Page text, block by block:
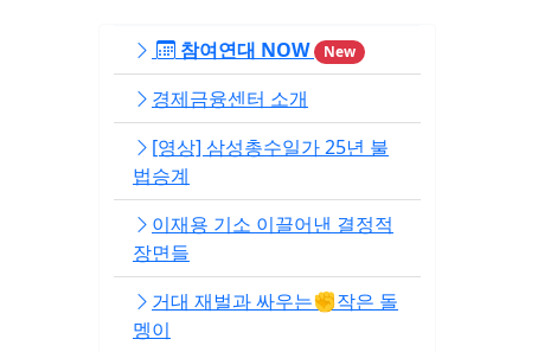
참여연대 NOW New
경제금융센터 소개
[영상] 삼성총수일가 25년 불
법승계
이재용 기소 이끌어낸 결정적
장면들
거대 재벌과 싸우는✊작은 돌
멩이